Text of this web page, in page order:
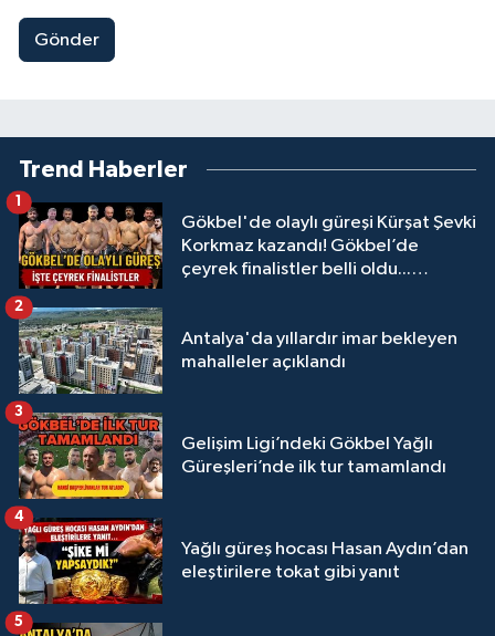
Gönder
Trend Haberler
Gökbel'de olaylı güreşi Kürşat Şevki
Korkmaz kazandı! Gökbel’de
çeyrek finalistler belli oldu...
1
Antalya'da yıllardır imar bekleyen
mahalleler açıklandı
2
Gelişim Ligi’ndeki Gökbel Yağlı
Güreşleri’nde ilk tur tamamlandı
3
Yağlı güreş hocası Hasan Aydın’dan
eleştirilere tokat gibi yanıt
4
5